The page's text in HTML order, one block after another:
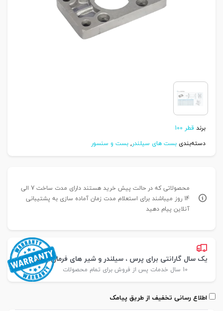
برند قطر 100
دسته‌بندی بست های سیلندر,بست و سنسور
محصولاتی که در حالت پیش خرید هستند دارای مدت ساخت 7 الی
14 روز میباشند برای استعلام مدت زمان آماده سازی به پشتیبانی
آنلاین پیام دهید
یک سال گارانتی برای پرس ، سیلندر و شیر های فرمان پارس
10 سال خدمات پس از فروش برای تمام محصولات
اطلاع رسانی تخفیف از طریق پیامک